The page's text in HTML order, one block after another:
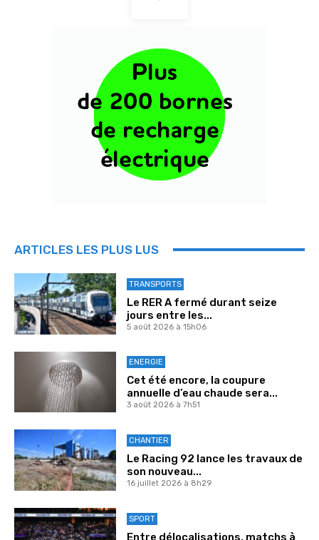
ARTICLES LES PLUS LUS
TRANSPORTS
Le RER A fermé durant seize
jours entre les...
5 août 2026 à 15h06
ENERGIE
Cet été encore, la coupure
annuelle d’eau chaude sera...
3 août 2026 à 7h51
CHANTIER
Le Racing 92 lance les travaux de
son nouveau...
16 juillet 2026 à 8h29
SPORT
Entre délocalisations, matchs à